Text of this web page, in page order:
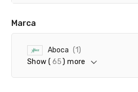
Marca
Aboca 1
r
t
Show ( 65) more